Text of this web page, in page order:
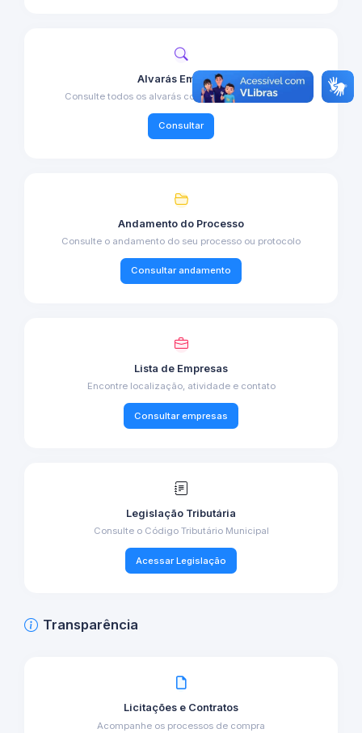
Alvarás Emitidos
Consulte todos os alvarás concedidos no município
Consultar
Andamento do Processo
Consulte o andamento do seu processo ou protocolo
Consultar andamento
Lista de Empresas
Encontre localização, atividade e contato
Consultar empresas
Legislação Tributária
Consulte o Código Tributário Municipal
Acessar Legislação
Transparência
Licitações e Contratos
Acompanhe os processos de compra